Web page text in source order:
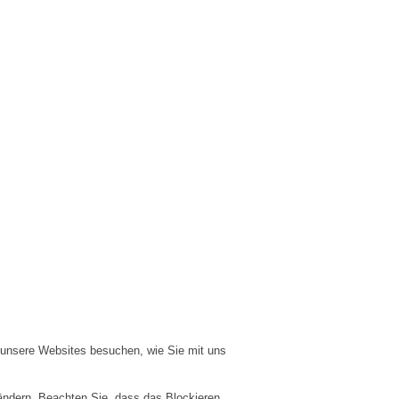
Websites besuchen, wie Sie mit uns